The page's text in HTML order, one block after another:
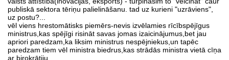
publiskā sektora tēriņu palielināšanu. tad uz kurieni "uzrāviens",
uz postu?...
vēl viens hrestomātisks piemērs-nevis izvēlamies rīcībspējīgus
ministrus,kas spējīgi risināt savas jomas izaicinājumus,bet jau
apriori paredzam,ka liksim ministrus nespējniekus,un tapēc
paredzam tiem vēl ministra biedrus,kas strādās ministra vietā cīņa
ar birokrātiju